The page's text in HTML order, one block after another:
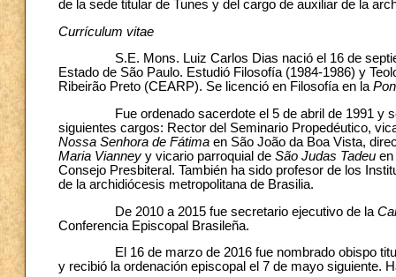
de la sede titular de Tunes y del cargo de auxiliar de la
Currículum vitae
S.E. Mons. Luiz Carlos Dias nació el 16 de
Estado de São Paulo. Estudió Filosofía (1984-1986) y
Ribeirão Preto (CEARP). Se licenció en Filosofía en la
Fue ordenado sacerdote el 5 de abril de 1991 y se
siguientes cargos: Rector del Seminario Propedéutico,
Nossa Senhora de Fátima en São João da Boa Vista,
Maria Vianney y vicario parroquial de São Judas Tadeu en
Consejo Presbiteral. También ha sido profesor de los
de la archidiócesis metropolitana de Brasilia.
De 2010 a 2015 fue secretario ejecutivo de la
Conferencia Episcopal Brasileña.
El 16 de marzo de 2016 fue nombrado obispo titular
y recibió la ordenación episcopal el 7 de mayo siguiente.